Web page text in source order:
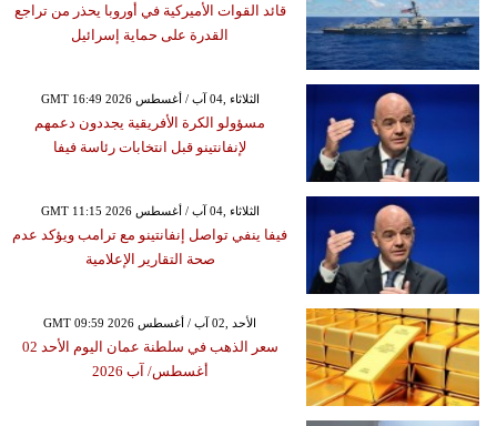
قائد القوات الأميركية في أوروبا يحذر من تراجع
القدرة على حماية إسرائيل
GMT 16:49 2026 الثلاثاء ,04 آب / أغسطس
مسؤولو الكرة الأفريقية يجددون دعمهم
لإنفانتينو قبل انتخابات رئاسة فيفا
GMT 11:15 2026 الثلاثاء ,04 آب / أغسطس
فيفا ينفي تواصل إنفانتينو مع ترامب ويؤكد عدم
صحة التقارير الإعلامية
GMT 09:59 2026 الأحد ,02 آب / أغسطس
سعر الذهب في سلطنة عمان اليوم الأحد 02
أغسطس/ آب 2026